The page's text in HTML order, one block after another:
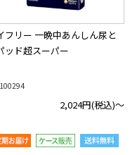
フリー 一晩中あんしん尿と
ッド超スーパー
2,024円(税込)～